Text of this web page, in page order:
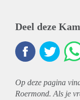
Deel deze
Op deze pagina
Roermond. Als je